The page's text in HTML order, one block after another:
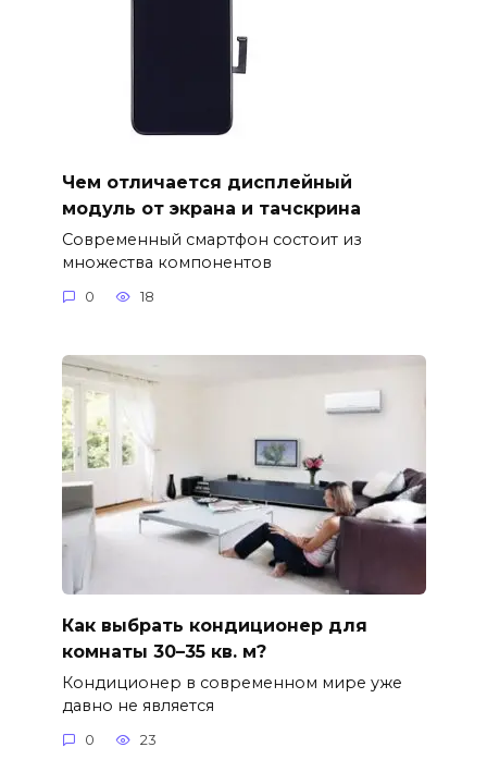
Чем отличается дисплейный
модуль от экрана и тачскрина
Современный смартфон состоит из
множества компонентов
0 18
Как выбрать кондиционер для
комнаты 30–35 кв. м?
Кондиционер в современном мире уже
давно не является
0 23